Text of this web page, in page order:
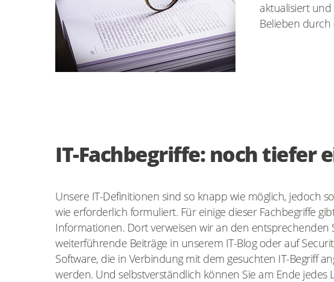
aktualisiert und
Belieben durch
IT-Fachbegriffe: noch tiefer
Unsere IT-Definitionen sind so knapp wie möglich, jedoch
wie erforderlich formuliert. Für einige dieser Fachbegriffe
Informationen. Dort verweisen wir an den entsprechenden
weiterführende Beiträge in unserem IT-Blog oder auf
Software, die in Verbindung mit dem gesuchten IT-Begriff
werden. Und selbstverständlich können Sie am Ende jedes